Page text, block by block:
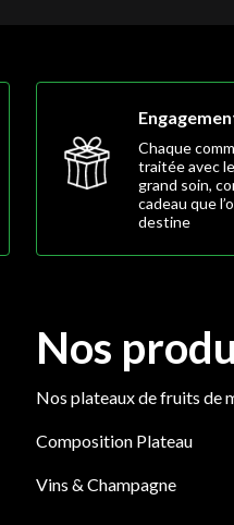
Chaque
traitée avec
grand soin,
cadeau que
destine
Nos
Nos plateaux de fruits de
Composition Plateau
Vins & Champagne